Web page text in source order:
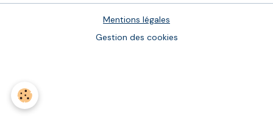
Mentions légales
Gestion des cookies